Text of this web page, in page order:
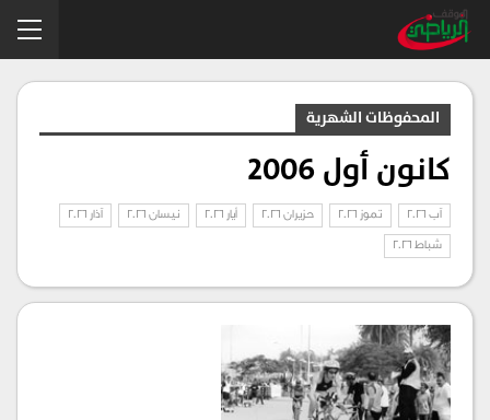
المحفوظات الشهرية
كانون أول 2006
آب 2026 تموز 2026 حزيران 2026 أيار 2026 نيسان 2026 آذار 2026
شباط 2026